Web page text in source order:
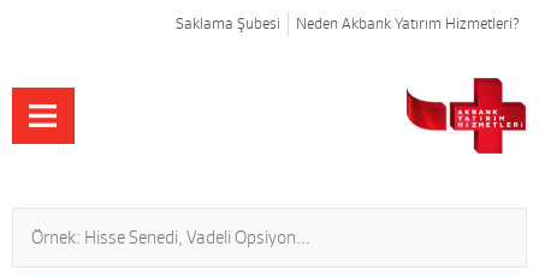
Saklama Şubesi Neden Akbank Yatırım Hizmetleri?